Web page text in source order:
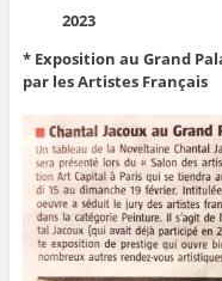
2023
* Exposition au Grand
par les Artistes Français